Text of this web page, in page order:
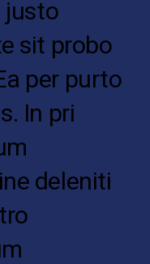
justo
sit probo
per purto
In pri
deleniti